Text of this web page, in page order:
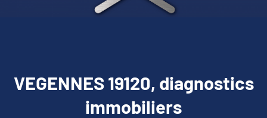
VEGENNES 19120, diagnostics
immobiliers